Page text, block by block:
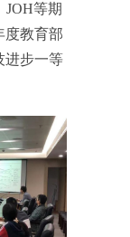
JOH等期
度教育部
进步一等